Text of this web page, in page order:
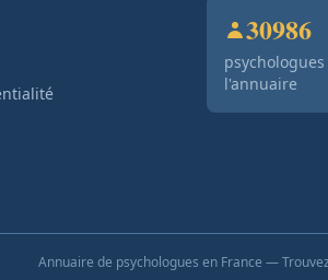
30986
l'annuaire
Annuaire de psychologues en France —